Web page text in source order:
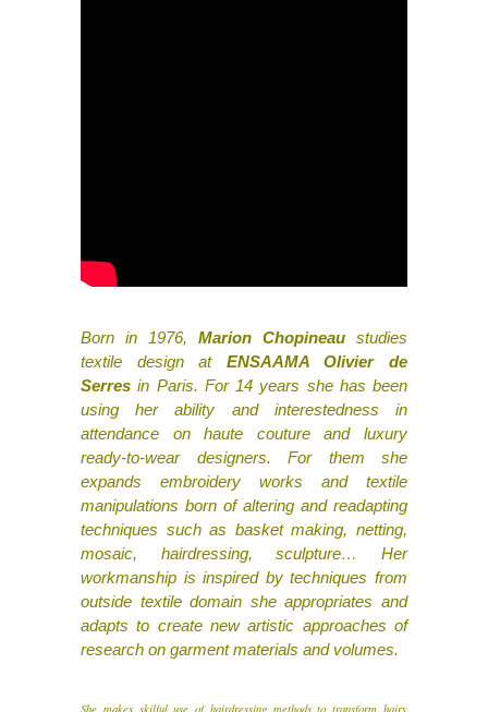
Born in 1976, Marion Chopineau studies
textile design atENSAAMA Olivier de
Serres in Paris. For 14 years she has been
using her ability and interestedness in
attendance on haute couture and luxury
ready-to-wear designers. For them she
expands embroidery works and textile
manipulations born of altering and readapting
techniques such as basket making, netting,
mosaic, hairdressing, sculpture… Her
workmanship is inspired by techniques from
outside textile domain she appropriates and
adapts to create new artistic approaches of
research on garment materials and volumes.
She makes skilful use of hairdressing methods to transform hairy